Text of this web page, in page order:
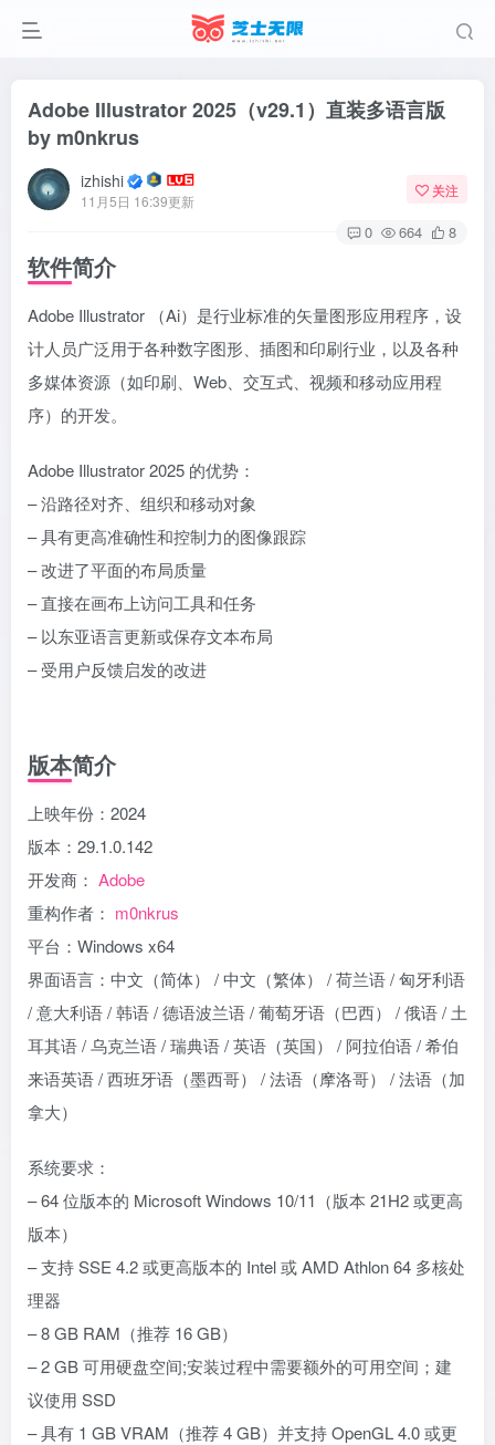
Adobe Illustrator 2025（v29.1）直装多语言版
by m0nkrus
izhishi
11月5日 16:39更新
关注
0 664 8
软件简介
Adobe Illustrator （Ai）是行业标准的矢量图形应用程序，设
计人员广泛用于各种数字图形、插图和印刷行业，以及各种
多媒体资源（如印刷、Web、交互式、视频和移动应用程
序）的开发。
Adobe Illustrator 2025 的优势：
– 沿路径对齐、组织和移动对象
– 具有更高准确性和控制力的图像跟踪
– 改进了平面的布局质量
– 直接在画布上访问工具和任务
– 以东亚语言更新或保存文本布局
– 受用户反馈启发的改进
版本简介
上映年份：2024
版本：29.1.0.142
开发商： Adobe
重构作者： m0nkrus
平台：Windows x64
界面语言：中文（简体） / 中文（繁体） / 荷兰语 / 匈牙利语
/ 意大利语 / 韩语 / 德语波兰语 / 葡萄牙语（巴西） / 俄语 / 土
耳其语 / 乌克兰语 / 瑞典语 / 英语（英国） / 阿拉伯语 / 希伯
来语英语 / 西班牙语（墨西哥） / 法语（摩洛哥） / 法语（加
拿大）
系统要求：
– 64 位版本的 Microsoft Windows 10/11（版本 21H2 或更高
版本）
– 支持 SSE 4.2 或更高版本的 Intel 或 AMD Athlon 64 多核处
理器
– 8 GB RAM（推荐 16 GB）
– 2 GB 可用硬盘空间;安装过程中需要额外的可用空间；建
议使用 SSD
– 具有 1 GB VRAM（推荐 4 GB）并支持 OpenGL 4.0 或更